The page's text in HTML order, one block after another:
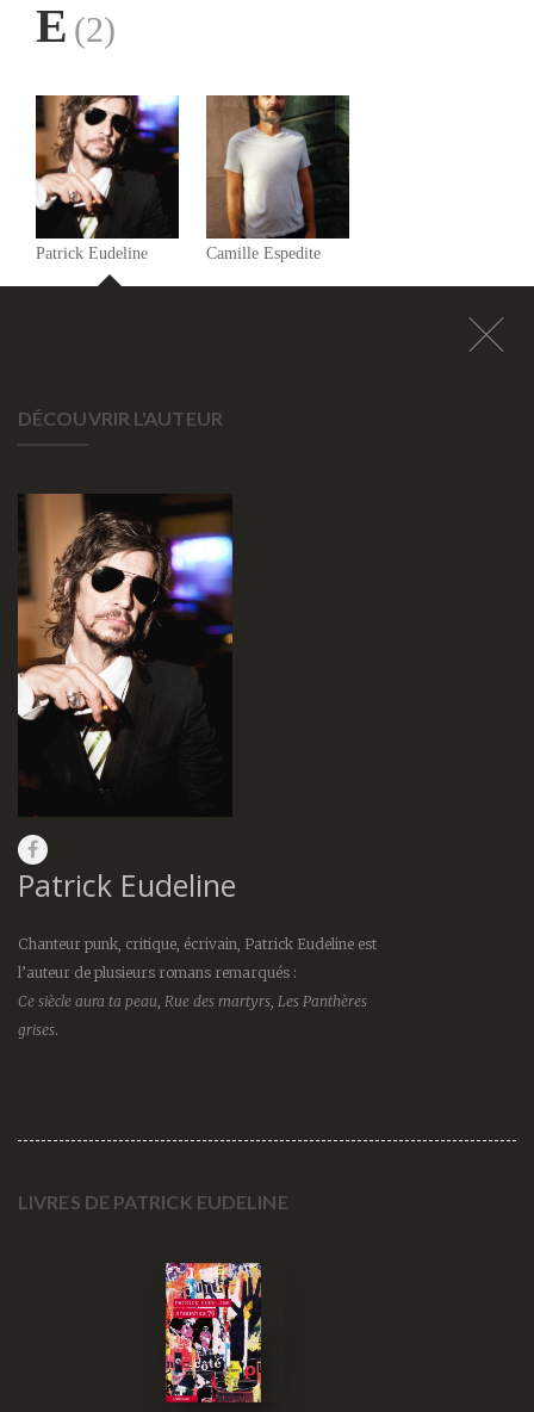
E (2)
Patrick Eudeline
DÉCOUVRIR L'AUTEUR
Patrick Eudeline
Chanteur punk, critique, écrivain, Patrick Eudeline est
l’auteur de plusieurs romans remarqués :
Ce siècle aura ta peau, Rue des martyrs, Les Panthères
grises.
LIVRES DE PATRICK EUDELINE
Camille Espedite